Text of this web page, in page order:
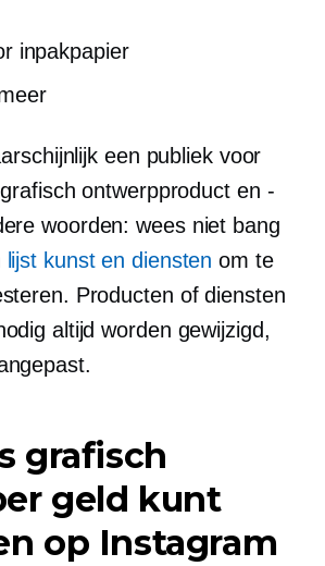
inpakpapier
een publiek voor
ontwerpproduct en -
woorden: wees niet bang
lijst kunst en diensten om te
Producten of diensten
altijd worden gewijzigd,
grafisch
geld kunt
op Instagram